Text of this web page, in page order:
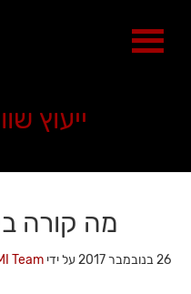
ייעוץ
מה קורה
26 בנובמבר 2017 על ידיTeam